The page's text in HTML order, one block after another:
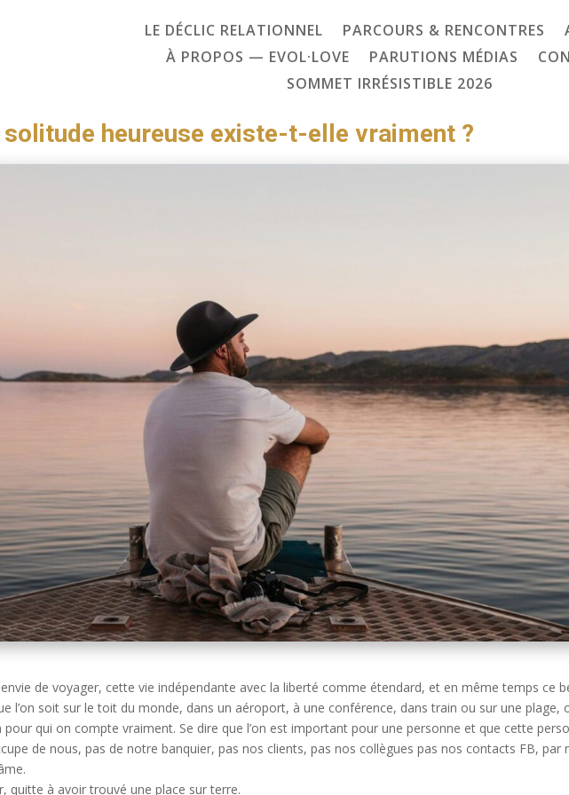
LE DÉCLIC RELATIONNEL PARCOURS & RENCONTRES
À PROPOS — EVOL·LOVE
PARUTIONS MÉDIAS
SOMMET IRRÉSISTIBLE 2026
solitude heureuse existe-t-elle vraiment ?
de voyager, cette vie indépendante avec la liberté comme étendard, et en même temps ce
l’on soit sur le toit du monde, dans un aéroport, à une conférence, dans train ou sur une plage,
pour qui on compte vraiment. Se dire que l’on est important pour une personne et que cette
de nous, pas de notre banquier, pas nos clients, pas nos collègues pas nos contacts FB, par
quitte à avoir trouvé une place sur terre.